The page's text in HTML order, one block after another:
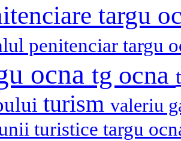
targu
penitenciar targu
ocna tg ocna
turism valeriu
turistice targu